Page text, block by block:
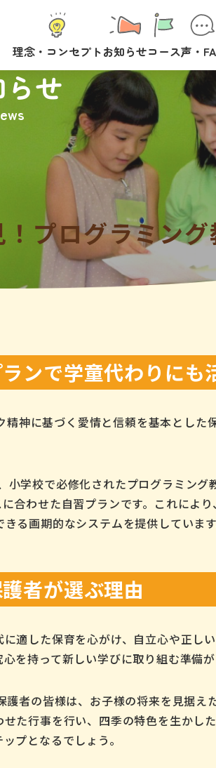
理念・コンセプトお知らせコース声・
せ
プログラミン
ンで学童代わりにも
神に基づく愛情と信頼を基本とした
学校で必修化されたプログラミング
合わせた自習プランです。これによ
る画期的なシステムを提供しています
者が選ぶ理由
適した保育を心がけ、自立心や正し
を持って新しい学びに取り組む準備が
者の皆様は、お子様の将来を見据え
た行事を行い、四季の特色を生かし
プとなるでしょう。